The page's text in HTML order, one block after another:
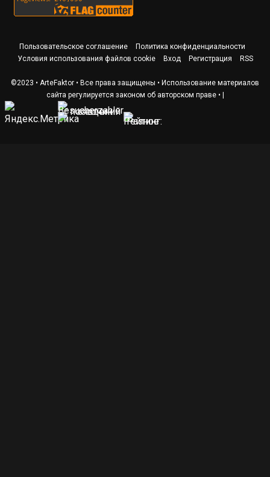
Пользовательское соглашение
Политика конфиденциальности
Условия использования файлов cookie
Вход Регистрация RSS
©2023 • ArteFaktor • Все права защищены • Использование материалов
сайта регулируется законом об авторском праве •